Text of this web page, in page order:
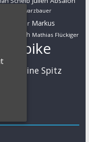
Luca Schwarzbauer
Bauer Markus
Gluth Mathias Flückiger
Sabine Spitz